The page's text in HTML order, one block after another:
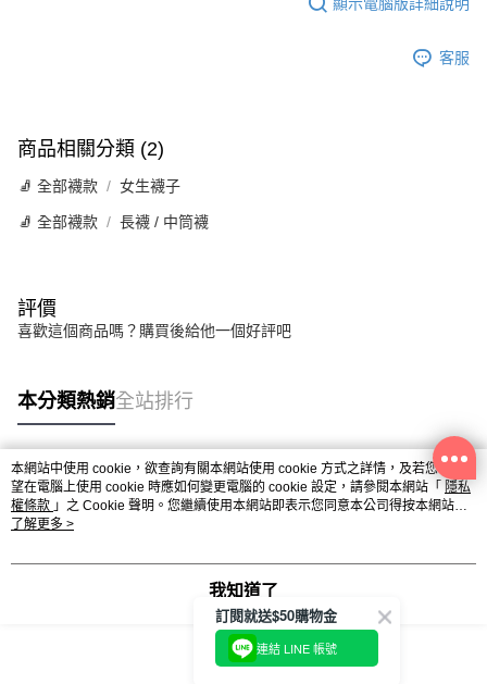
客服
商品相關分類 (2)
🧦 全部襪款 女生襪子
🧦 全部襪款 長襪 / 中筒襪
評價
喜歡這個商品嗎？購買後給他一個好評吧
本分類熱銷全站排行
熱門標籤
本網站中使用 cookie，欲查詢有關本網站使用 cookie 方式之詳情，及若您不希
望在電腦上使用 cookie 時應如何變更電腦的 cookie 設定，請參閱本網站「 隱私
權條款 」之 Cookie 聲明。您繼續使用本網站即表示您同意本公司得按本網站使
用條款之 Cookie 聲明使用 cookie。
了解更多 >
我知道了
訂閱就送$50購物金
連結 LINE 帳號